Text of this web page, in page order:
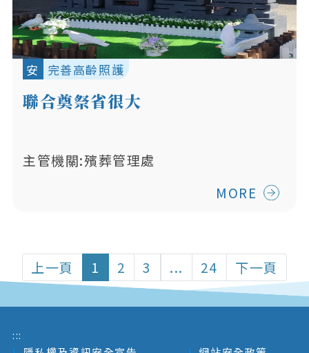
安 完善高齡照護
聯合奠祭省很大
主管機關:殯葬管理處
MORE
上一頁 1 2 3 ... 24 下一頁
:::